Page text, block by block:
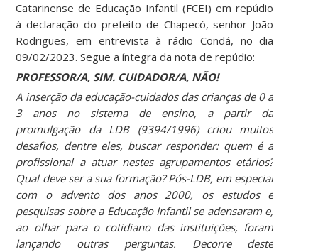
Catarinense de Educação Infantil (FCEI) em repúdio
à declaração do prefeito de Chapecó, senhor João
Rodrigues, em entrevista à rádio Condá, no dia
09/02/2023. Segue a íntegra da nota de repúdio:
PROFESSOR/A, SIM. CUIDADOR/A, NÃO!
A inserção da educação-cuidados das crianças de 0 a
3 anos no sistema de ensino, a partir da
promulgação da LDB (9394/1996) criou muitos
desafios, dentre eles, buscar responder: quem é a
profissional a atuar nestes agrupamentos etários?
Qual deve ser a sua formação? Pós-LDB, em especial
com o advento dos anos 2000, os estudos e
pesquisas sobre a Educação Infantil se adensaram e,
ao olhar para o cotidiano das instituições, foram
lançando outras perguntas. Decorre deste